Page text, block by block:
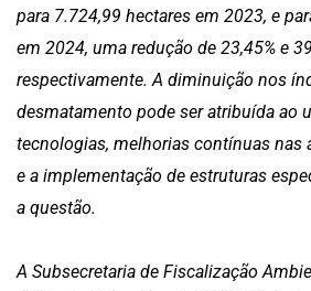
para 7.724,99 hectares em 2023, e
em 2024, uma redução de 23,45% e
respectivamente. A diminuição nos
desmatamento pode ser atribuída ao
tecnologias, melhorias contínuas nas
e a implementação de estruturas
a questão.
A Subsecretaria de Fiscalização